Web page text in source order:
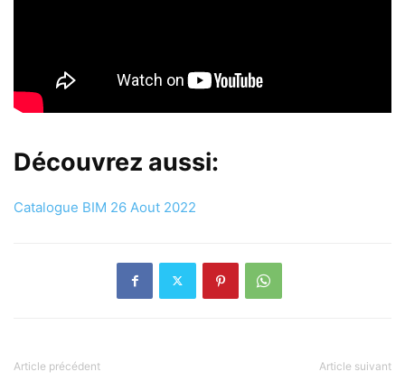
Découvrez aussi:
Catalogue BIM 26 Aout 2022
Article précédent Article suivant